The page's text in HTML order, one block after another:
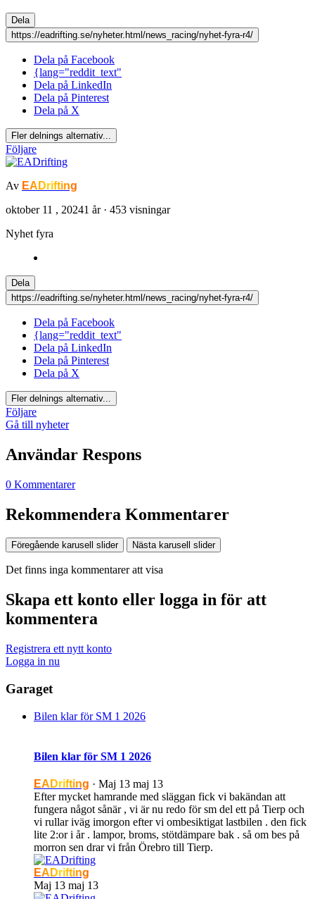
Dela
https://eadrifting.se/nyheter.html/news_racing/nyhet-fyra-r4/
Dela på Facebook
{lang="reddit_text"
Dela på LinkedIn
Dela på Pinterest
Dela på X
Fler delnings alternativ...
Följare
Av EADrifting
oktober 11 , 20241 år· 453 visningar
Nyhet fyra
Dela
https://eadrifting.se/nyheter.html/news_racing/nyhet-fyra-r4/
Dela på Facebook
{lang="reddit_text"
Dela på LinkedIn
Dela på Pinterest
Dela på X
Fler delnings alternativ...
Följare
Gå till nyheter
Användar Respons
0 Kommentarer
Rekommendera Kommentarer
Föregående karusell slider Nästa karusell slider
Det finns inga kommentarer att visa
Skapa ett konto eller logga in för att
kommentera
Registrera ett nytt konto
Logga in nu
Garaget
Bilen klar för SM 1 2026
Bilen klar för SM 1 2026
EADrifting · Maj 13 maj 13
Efter mycket hamrande med släggan fick vi bakändan att
fungera något sånär , vi är nu redo för sm del ett på Tierp och
vi rullar iväg imorgon efter vi ombesiktigat lastbilen . den fick
lite 2:or i år . lampor, broms, stötdämpare bak . så om bes på
morron sen drar vi från Örebro till Tierp.
EADrifting
Maj 13 maj 13